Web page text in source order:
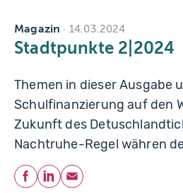
Magazin 14.03.2024
Stadtpunkte 2|2024
Themen in dieser Ausgabe
Schulfinanzierung auf den
Zukunft des
Nachtruhe-Regel währen
Teilen
Facebook
LinkedIn
E-Mail